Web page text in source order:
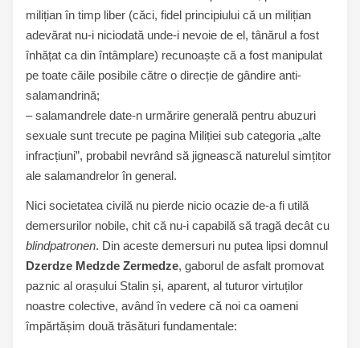
milițian în timp liber (căci, fidel principiului că un milițian
adevărat nu-i niciodată unde-i nevoie de el, tânărul a fost
înhățat ca din întâmplare) recunoaște că a fost manipulat
pe toate căile posibile către o direcție de gândire anti-
salamandrină;
– salamandrele date-n urmărire generală pentru abuzuri
sexuale sunt trecute pe pagina Miliției sub categoria „alte
infracțiuni”, probabil nevrând să jignească naturelul simțitor
ale salamandrelor în general.
Nici societatea civilă nu pierde nicio ocazie de-a fi utilă
demersurilor nobile, chit că nu-i capabilă să tragă decât cu
blindpatronen. Din aceste demersuri nu putea lipsi domnul
Dzerdze Medzde Zermedze, gaborul de asfalt promovat
paznic al orașului Stalin și, aparent, al tuturor virtuților
noastre colective, având în vedere că noi ca oameni
împărtășim două trăsături fundamentale: